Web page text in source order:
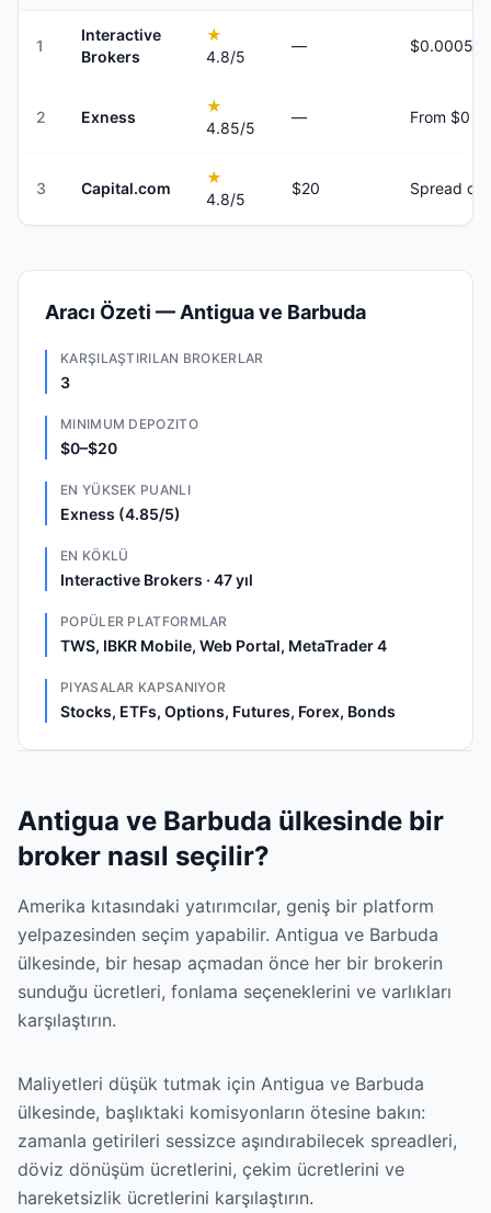
1
Interactive
Brokers
★
4.8/5
—
2 Exness
★
4.85/5
— From $0
3 Capital.com
★
4.8/5
$20 Spread
Aracı Özeti — Antigua ve Barbuda
KARŞILAŞTIRILAN BROKERLAR
3
MINIMUM DEPOZITO
$0–$20
EN YÜKSEK PUANLI
Exness (4.85/5)
EN KÖKLÜ
Interactive Brokers · 47 yıl
POPÜLER PLATFORMLAR
TWS, IBKR Mobile, Web Portal, MetaTrader 4
PIYASALAR KAPSANIYOR
Stocks, ETFs, Options, Futures, Forex, Bonds
Antigua ve Barbuda ülkesinde bir
broker nasıl seçilir?
Amerika kıtasındaki yatırımcılar, geniş bir platform
yelpazesinden seçim yapabilir. Antigua ve Barbuda
ülkesinde, bir hesap açmadan önce her bir brokerin
sunduğu ücretleri, fonlama seçeneklerini ve varlıkları
karşılaştırın.
Maliyetleri düşük tutmak için Antigua ve Barbuda
ülkesinde, başlıktaki komisyonların ötesine bakın:
zamanla getirileri sessizce aşındırabilecek spreadleri,
döviz dönüşüm ücretlerini, çekim ücretlerini ve
hareketsizlik ücretlerini karşılaştırın.